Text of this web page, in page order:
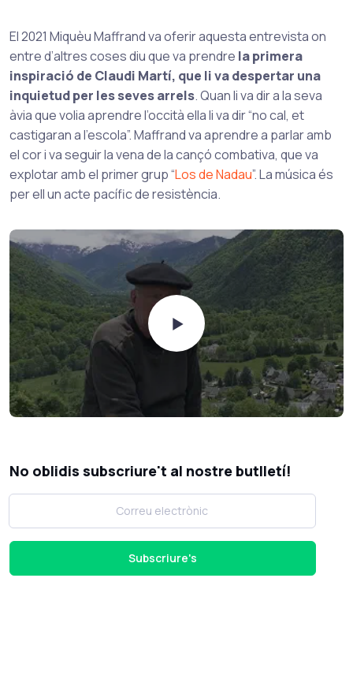
El 2021 Miquèu Maffrand va oferir aquesta entrevista on
entre d’altres coses diu que va prendre la primera
inspiració de Claudi Martí, que li va despertar una
inquietud per les seves arrels. Quan li va dir a la seva
àvia que volia aprendre l’occità ella li va dir “no cal, et
castigaran a l’escola”. Maffrand va aprendre a parlar amb
el cor i va seguir la vena de la cançó combativa, que va
explotar amb el primer grup “Los de Nadau”. La música és
per ell un acte pacífic de resistència.
No oblidis subscriure't al nostre butlletí!
Subscriure's